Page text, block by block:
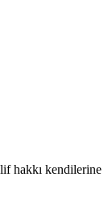
hakkı kendilerine